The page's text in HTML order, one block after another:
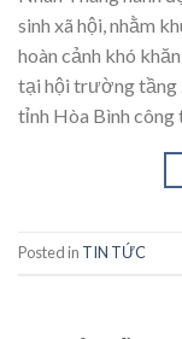
sinh xã hội, nhằm
hoàn cảnh khó
tại hội trường tầng
tỉnh Hòa Bình
Posted in TIN TỨC